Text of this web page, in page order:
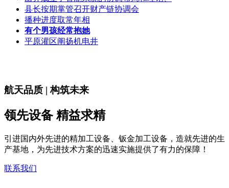
县长按期掌管召开财产链协调会
播种进度取常年相
有个男孩经常抱她
平原灌区阐扬机电井
航天品质 | 构筑未来
领先设备 精益求精
引进国内外先进的精加工设备、钣金加工设备，造就先进的生
产基地，为先进技术方案的迅速实施提供了有力的保障！
联系我们